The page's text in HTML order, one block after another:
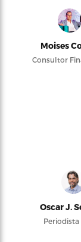
Moises
Consultor
Oscar J.